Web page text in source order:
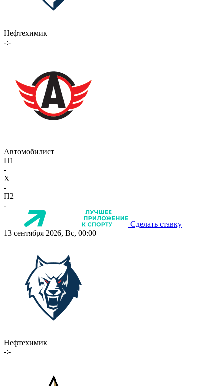
Нефтехимик
-:-
Автомобилист
П1
-
X
-
П2
-
Сделать ставку
13 сентября 2026, Вс, 00:00
Нефтехимик
-:-